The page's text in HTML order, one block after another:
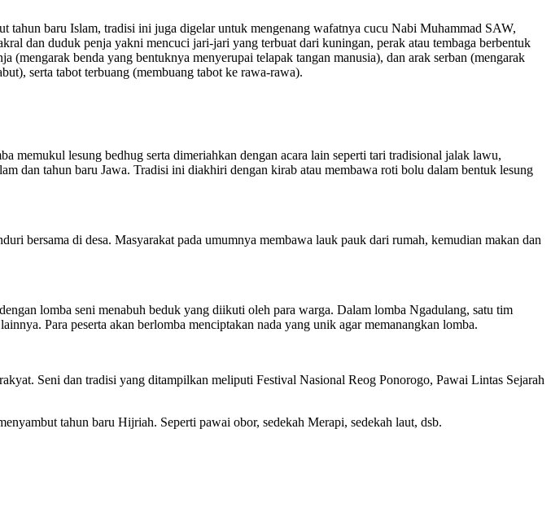
baru Islam, tradisi ini juga digelar untuk mengenang wafatnya cucu Nabi Muhammad SAW,
dan duduk penja yakni mencuci jari-jari yang terbuat dari kuningan, perak atau tembaga berbentuk
benda yang bentuknya menyerupai telapak tangan manusia), dan arak serban (mengarak
serta tabot terbuang (membuang tabot ke rawa-rawa).
memukul lesung bedhug serta dimeriahkan dengan acara lain seperti tari tradisional jalak lawu,
dan tahun baru Jawa. Tradisi ini diakhiri dengan kirab atau membawa roti bolu dalam bentuk lesung
bersama di desa. Masyarakat pada umumnya membawa lauk pauk dari rumah, kemudian makan dan
lomba seni menabuh beduk yang diikuti oleh para warga. Dalam lomba Ngadulang, satu tim
Para peserta akan berlomba menciptakan nada yang unik agar memanangkan lomba.
Seni dan tradisi yang ditampilkan meliputi Festival Nasional Reog Ponorogo, Pawai Lintas Sejarah
tahun baru Hijriah. Seperti pawai obor, sedekah Merapi, sedekah laut, dsb.